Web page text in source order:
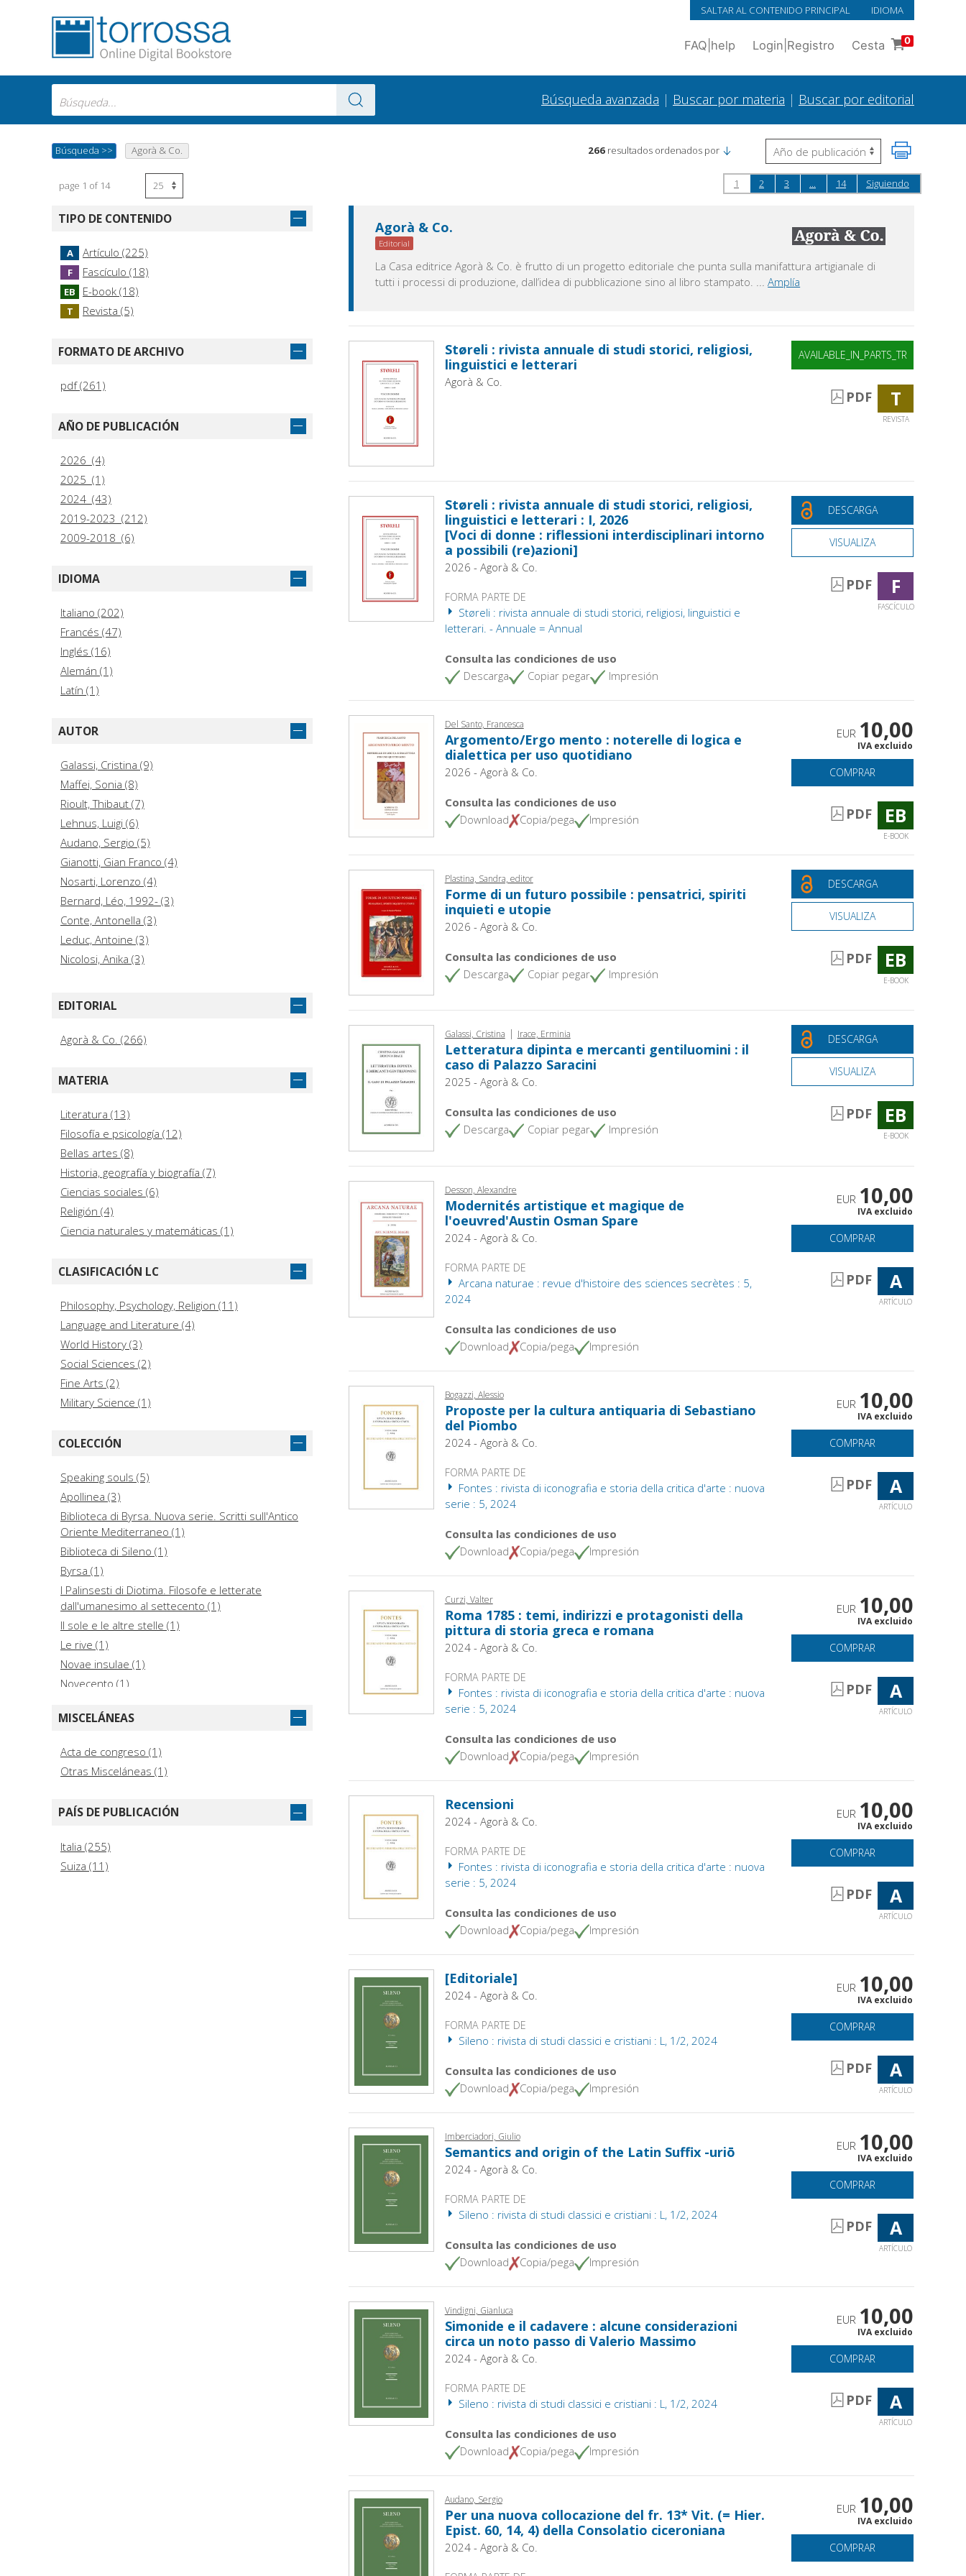
SALTAR AL CONTENIDO PRINCIPAL IDIOMA
FAQ help Login Registro Cesta 0
Búsqueda avanzada | Buscar por materia | Buscar por editorial
Búsqueda >> Agorà & Co. 266 resultados ordenados por
page 1 of 14 1 2 3 ... 14 Siguiendo
TIPO DE CONTENIDO
A Artículo (225)
F Fascículo (18)
EB E-book (18)
T Revista (5)
FORMATO DE ARCHIVO
pdf (261)
AÑO DE PUBLICACIÓN
2026 (4)
2025 (1)
2024 (43)
2019-2023 (212)
2009-2018 (6)
IDIOMA
Italiano (202)
Francés (47)
Inglés (16)
Alemán (1)
Latín (1)
AUTOR
Galassi, Cristina (9)
Maffei, Sonia (8)
Rioult, Thibaut (7)
Lehnus, Luigi (6)
Audano, Sergio (5)
Gianotti, Gian Franco (4)
Nosarti, Lorenzo (4)
Bernard, Léo, 1992- (3)
Conte, Antonella (3)
Leduc, Antoine (3)
Nicolosi, Anika (3)
Angelini, Gianpaolo (2)
Caracciolo, Daniela (2)
Duretto, Ida. (2)
Lamouchi-Chebbi, Kaouthar (2)
Maniaci, Alice (2)
EDITORIAL
Agorà & Co. (266)
MATERIA
Literatura (13)
Filosofía e psicología (12)
Bellas artes (8)
Historia, geografía y biografía (7)
Ciencias sociales (6)
Religión (4)
Ciencia naturales y matemáticas (1)
CLASIFICACIÓN LC
Philosophy, Psychology, Religion (11)
Language and Literature (4)
World History (3)
Social Sciences (2)
Fine Arts (2)
Military Science (1)
COLECCIÓN
Speaking souls (5)
Apollinea (3)
Biblioteca di Byrsa. Nuova serie. Scritti sull'Antico
Oriente Mediterraneo (1)
Biblioteca di Sileno (1)
Byrsa (1)
I Palinsesti di Diotima. Filosofe e letterate
dall'umanesimo al settecento (1)
Il sole e le altre stelle (1)
Le rive (1)
Novae insulae (1)
Novecento (1)
MISCELÁNEAS
Acta de congreso (1)
Otras Misceláneas (1)
PAÍS DE PUBLICACIÓN
Italia (255)
Suiza (11)
Agorà & Co.
Editorial
La Casa editrice Agorà & Co. è frutto di un progetto editoriale che punta sulla manifattura artigianale di
tutti i processi di produzione, dall’idea di pubblicazione sino al libro stampato. ... Amplía
Støreli : rivista annuale di studi storici, religiosi,
linguistici e letterari
Agorà & Co.
AVAILABLE_IN_PARTS_TR
PDF T
REVISTA
Støreli : rivista annuale di studi storici, religiosi,
linguistici e letterari : I, 2026
[Voci di donne : riflessioni interdisciplinari intorno
a possibili (re)azioni]
2026 - Agorà & Co.
FORMA PARTE DE
Støreli : rivista annuale di studi storici, religiosi, linguistici e
letterari. - Annuale = Annual
Consulta las condiciones de uso
Descarga
Copiar pegar Impresión
DESCARGA
VISUALIZA
PDF F
FASCÍCULO
Del Santo, Francesca
Argomento/Ergo mento : noterelle di logica e
dialettica per uso quotidiano
2026 - Agorà & Co.
Consulta las condiciones de uso
Download
Copia/pega Impresión
EUR 10,00
IVA excluido
COMPRAR
PDF EB
E-BOOK
Plastina, Sandra, editor
Forme di un futuro possibile : pensatrici, spiriti
inquieti e utopie
2026 - Agorà & Co.
Consulta las condiciones de uso
Descarga
Copiar pegar Impresión
DESCARGA
VISUALIZA
PDF EB
E-BOOK
Galassi, Cristina | Irace, Erminia
Letteratura dipinta e mercanti gentiluomini : il
caso di Palazzo Saracini
2025 - Agorà & Co.
Consulta las condiciones de uso
Descarga
Copiar pegar Impresión
DESCARGA
VISUALIZA
PDF EB
E-BOOK
Desson, Alexandre
Modernités artistique et magique de
l'oeuvred'Austin Osman Spare
2024 - Agorà & Co.
FORMA PARTE DE
Arcana naturae : revue d'histoire des sciences secrètes : 5,
2024
Consulta las condiciones de uso
Download
Copia/pega Impresión
EUR 10,00
IVA excluido
COMPRAR
PDF A
ARTÍCULO
Bogazzi, Alessio
Proposte per la cultura antiquaria di Sebastiano
del Piombo
2024 - Agorà & Co.
FORMA PARTE DE
Fontes : rivista di iconografia e storia della critica d'arte : nuova
serie : 5, 2024
Consulta las condiciones de uso
Download
Copia/pega Impresión
EUR 10,00
IVA excluido
COMPRAR
PDF A
ARTÍCULO
Curzi, Valter
Roma 1785 : temi, indirizzi e protagonisti della
pittura di storia greca e romana
2024 - Agorà & Co.
FORMA PARTE DE
Fontes : rivista di iconografia e storia della critica d'arte : nuova
serie : 5, 2024
Consulta las condiciones de uso
Download
Copia/pega Impresión
EUR 10,00
IVA excluido
COMPRAR
PDF A
ARTÍCULO
Recensioni
2024 - Agorà & Co.
FORMA PARTE DE
Fontes : rivista di iconografia e storia della critica d'arte : nuova
serie : 5, 2024
Consulta las condiciones de uso
Download
Copia/pega Impresión
EUR 10,00
IVA excluido
COMPRAR
PDF A
ARTÍCULO
[Editoriale]
2024 - Agorà & Co.
FORMA PARTE DE
Sileno : rivista di studi classici e cristiani : L, 1/2, 2024
Consulta las condiciones de uso
Download
Copia/pega Impresión
EUR 10,00
IVA excluido
COMPRAR
PDF A
ARTÍCULO
Imberciadori, Giulio
Semantics and origin of the Latin Suffix -uriō
2024 - Agorà & Co.
FORMA PARTE DE
Sileno : rivista di studi classici e cristiani : L, 1/2, 2024
Consulta las condiciones de uso
Download
Copia/pega Impresión
EUR 10,00
IVA excluido
COMPRAR
PDF A
ARTÍCULO
Vindigni, Gianluca
Simonide e il cadavere : alcune considerazioni
circa un noto passo di Valerio Massimo
2024 - Agorà & Co.
FORMA PARTE DE
Sileno : rivista di studi classici e cristiani : L, 1/2, 2024
Consulta las condiciones de uso
Download
Copia/pega Impresión
EUR 10,00
IVA excluido
COMPRAR
PDF A
ARTÍCULO
Audano, Sergio
Per una nuova collocazione del fr. 13* Vit. (= Hier.
Epist. 60, 14, 4) della Consolatio ciceroniana
2024 - Agorà & Co.
EUR 10,00
IVA excluido
COMPRAR